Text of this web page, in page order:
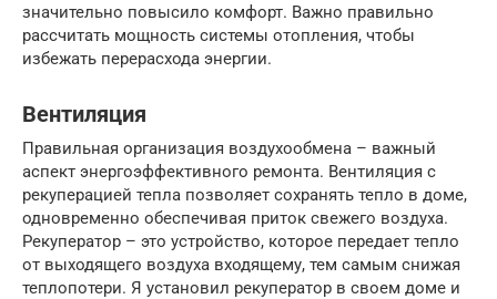
значительно повысило комфорт. Важно правильно
рассчитать мощность системы отопления, чтобы
избежать перерасхода энергии.
Вентиляция
Правильная организация воздухообмена – важный
аспект энергоэффективного ремонта. Вентиляция с
рекуперацией тепла позволяет сохранять тепло в доме,
одновременно обеспечивая приток свежего воздуха.
Рекуператор – это устройство, которое передает тепло
от выходящего воздуха входящему, тем самым снижая
теплопотери. Я установил рекуператор в своем доме и